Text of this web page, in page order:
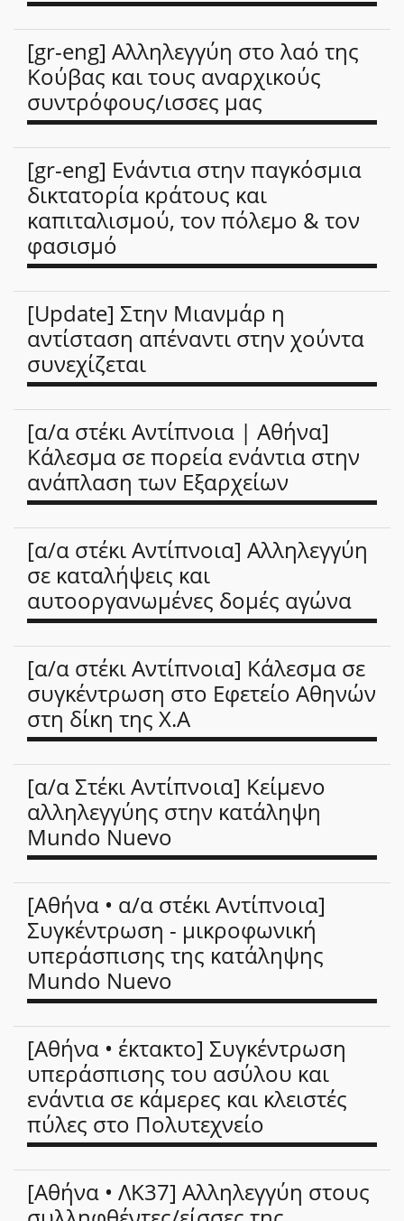
[gr-eng] Αλληλεγγύη στο λαό της
Κούβας και τους αναρχικούς
συντρόφους/ισσες μας
[gr-eng] Ενάντια στην παγκόσμια
δικτατορία κράτους και
καπιταλισμού, τον πόλεμο & τον
φασισμό
[Update] Στην Μιανμάρ η
αντίσταση απέναντι στην χούντα
συνεχίζεται
[α/α στέκι Αντίπνοια | Αθήνα]
Κάλεσμα σε πορεία ενάντια στην
ανάπλαση των Εξαρχείων
[α/α στέκι Αντίπνοια] Αλληλεγγύη
σε καταλήψεις και
αυτοοργανωμένες δομές αγώνα
[α/α στέκι Αντίπνοια] Κάλεσμα σε
συγκέντρωση στο Εφετείο Αθηνών
στη δίκη της Χ.Α
[α/α Στέκι Αντίπνοια] Κείμενο
αλληλεγγύης στην κατάληψη
Mundo Nuevo
[Αθήνα • α/α στέκι Αντίπνοια]
Συγκέντρωση - μικροφωνική
υπεράσπισης της κατάληψης
Mundo Nuevo
[Αθήνα • έκτακτο] Συγκέντρωση
υπεράσπισης του ασύλου και
ενάντια σε κάμερες και κλειστές
πύλες στο Πολυτεχνείο
[Αθήνα • ΛΚ37] Αλληλεγγύη στους